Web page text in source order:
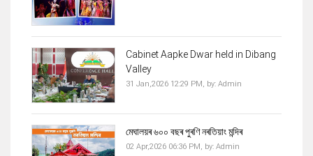
Cabinet Aapke Dwar held in Dibang
Valley
31 Jan,2026 12:29 PM, by: Admin
মেঘালয়ৰ ৬০০ বছৰ পুৰণি নৰতিয়াং মন্দিৰ
02 Apr,2026 06:36 PM, by: Admin